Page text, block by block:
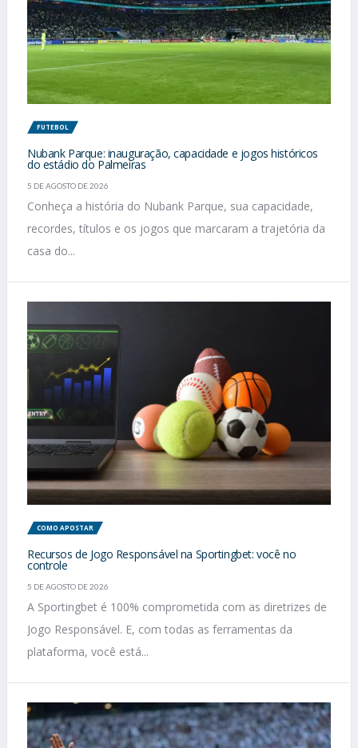
FUTEBOL
Nubank Parque: inauguração, capacidade e jogos históricos
do estádio do Palmeiras
5 DE AGOSTO DE 2026
Conheça a história do Nubank Parque, sua capacidade,
recordes, títulos e os jogos que marcaram a trajetória da
casa do...
COMO APOSTAR
Recursos de Jogo Responsável na Sportingbet: você no
controle
5 DE AGOSTO DE 2026
A Sportingbet é 100% comprometida com as diretrizes de
Jogo Responsável. E, com todas as ferramentas da
plataforma, você está...